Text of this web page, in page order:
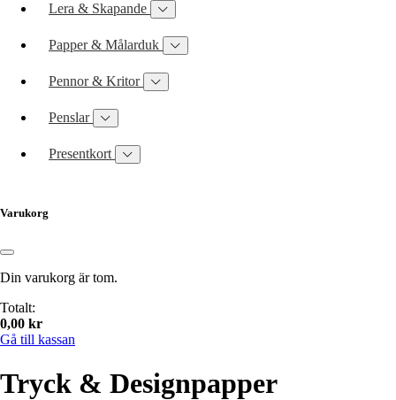
Lera & Skapande
Papper & Målarduk
Pennor & Kritor
Penslar
Presentkort
Varukorg
Din varukorg är tom.
Totalt:
0,00 kr
Gå till kassan
Tryck & Designpapper